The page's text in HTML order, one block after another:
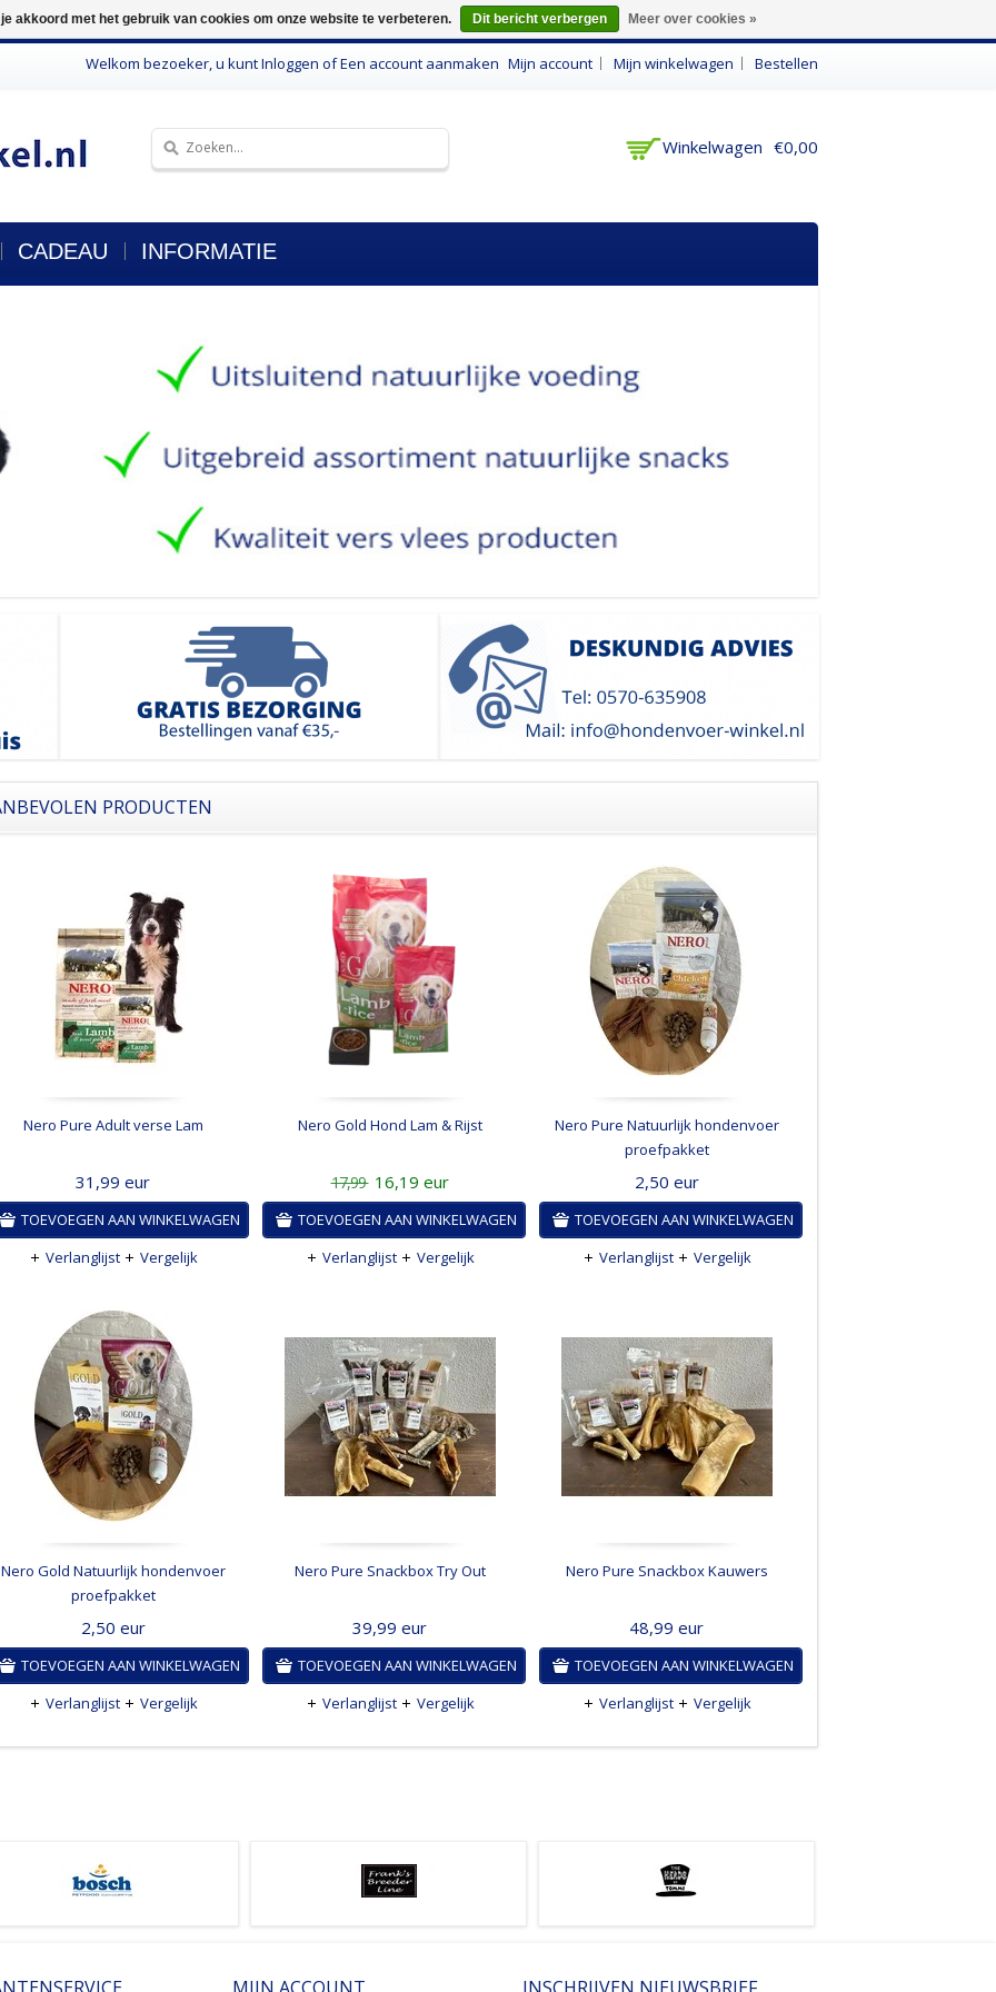
Welkom bezoeker, u kuntInloggen ofEen account aanmaken Mijn account Mijn winkelwagen Bestellen
Winkelwagen €0,00
CADEAU INFORMATIE
PRODUCTEN
Nero Pure Adult verse Lam
31,99 eur
TOEVOEGEN AAN WINKELWAGEN
Verlanglijst
Vergelijk
Nero Gold Hond Lam & Rijst
17,99 16,19 eur
TOEVOEGEN AAN WINKELWAGEN
Verlanglijst
Vergelijk
Nero Pure Natuurlijk hondenvoer
proefpakket
2,50 eur
TOEVOEGEN AAN WINKELWAGEN
Verlanglijst
Vergelijk
Nero Gold Natuurlijk hondenvoer
proefpakket
2,50 eur
TOEVOEGEN AAN WINKELWAGEN
Verlanglijst
Vergelijk
Nero Pure Snackbox Try Out
39,99 eur
TOEVOEGEN AAN WINKELWAGEN
Verlanglijst
Vergelijk
Nero Pure Snackbox Kauwers
48,99 eur
TOEVOEGEN AAN WINKELWAGEN
Verlanglijst
Vergelijk
akkoord met het gebruik van cookies om onze website te verbeteren. Dit bericht verbergen Meer over cookies »